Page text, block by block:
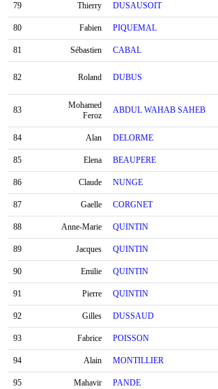
79 Thierry DUSAUSOIT
80 Fabien PIQUEMAL
81 Sébastien CABAL
82 Roland DUBUS
83
Mohamed
Feroz
ABDUL WAHAB SAHEB
84 Alan DELORME
85 Elena BEAUPERE
86 Claude NUNGE
87 Gaelle CORGNET
88 Anne-Marie QUINTIN
89 Jacques QUINTIN
90 Emilie QUINTIN
91 Pierre QUINTIN
92 Gilles DUSSAUD
93 Fabrice POISSON
94 Alain MONTILLIER
95 Mahavir PANDE